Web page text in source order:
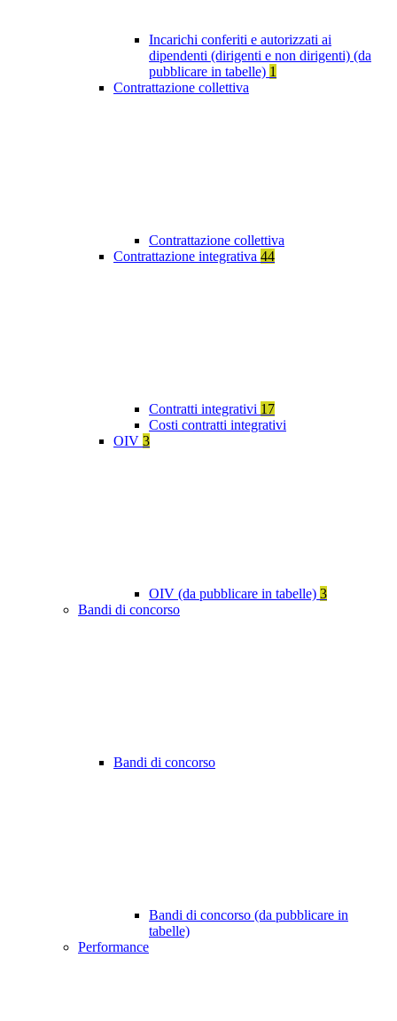
Incarichi conferiti e autorizzati ai
dipendenti (dirigenti e non dirigenti) (da
pubblicare in tabelle) 1
Contrattazione collettiva
Contrattazione collettiva
Contrattazione integrativa 44
Contratti integrativi 17
Costi contratti integrativi
OIV 3
OIV (da pubblicare in tabelle) 3
Bandi di concorso
Bandi di concorso
Bandi di concorso (da pubblicare in
tabelle)
Performance